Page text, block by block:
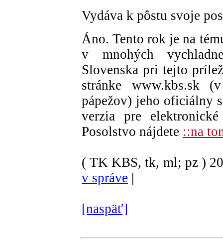
Vydáva k pôstu svoje
Áno. Tento rok je na
v mnohých
Slovenska pri tejto
stránke www.kbs.sk
pápežov) jeho oficiálny
verzia pre
Posolstvo nájdete ::na
( TK KBS, tk, ml; pz )
v správe |
[naspäť]